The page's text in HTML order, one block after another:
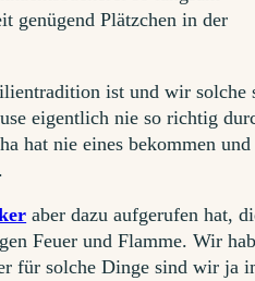
genügend Plätzchen in der
ist und wir solche
eigentlich nie so richtig
hat nie eines bekommen und
aber dazu aufgerufen hat,
Feuer und Flamme. Wir
für solche Dinge sind wir ja